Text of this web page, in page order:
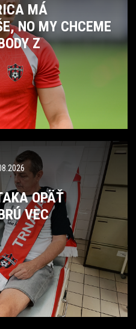
MÁ
NO MY CHCEME
Z
OPÄŤ
VEC